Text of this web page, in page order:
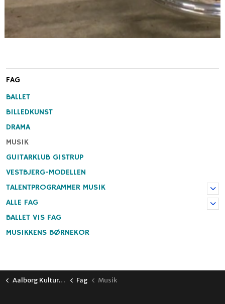
FAG
BALLET
BILLEDKUNST
DRAMA
MUSIK
GUITARKLUB GISTRUP
VESTBJERG-MODELLEN
TALENTPROGRAMMER MUSIK
ALLE FAG
BALLET VIS FAG
MUSIKKENS BØRNEKOR
Aalborg Kulturskole Fag Musik